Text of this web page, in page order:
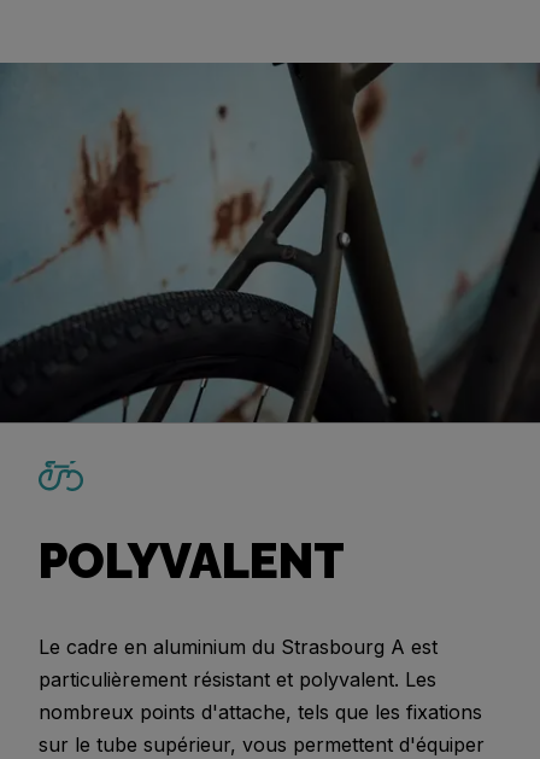
POLYVALENT
Le cadre en aluminium du Strasbourg A est
particulièrement résistant et polyvalent. Les
nombreux points d'attache, tels que les fixations
sur le tube supérieur, vous permettent d'équiper